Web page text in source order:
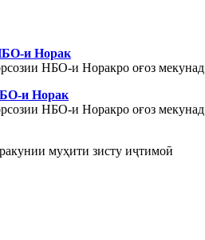
и Норак
НБО-и Норакро оғоз мекунад
и Норак
НБО-и Норакро оғоз мекунад
муҳити зисту иҷтимоӣ